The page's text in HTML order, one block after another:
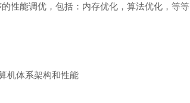
性能调优，包括：内存优化，算法优化，等等
机体系架构和性能